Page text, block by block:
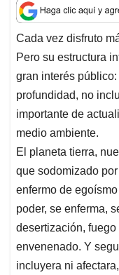
a
t
s
A
p
p
c
e
b
o
o
k
n
k
e
d
I
n
Cada vez disfruto
Pero su estructura
gran interés
profundidad, no
importante de
medio ambiente.
El planeta tierra,
que sodomizado
enfermo de
poder, se enferma,
desertización,
envenenado. Y
incluyera ni